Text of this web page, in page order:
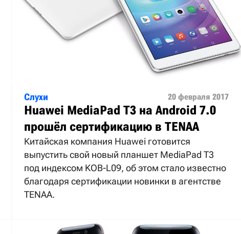
Слухи 20 февраля 2017
Huawei MediaPad T3 на Android 7.0
прошёл сертификацию в TENAA
Китайская компания Huawei готовится
выпустить свой новый планшет MediaPad T3
под индексом KOB-L09, об этом стало известно
благодаря сертификации новинки в агентстве
TENAA.